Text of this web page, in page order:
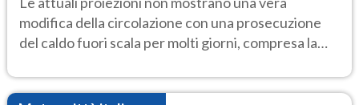
modifica della circolazione con una prosecuzione
del caldo fuori scala per molti giorni, compresa la